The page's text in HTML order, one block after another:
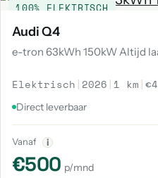
100% ELEKTRISCH
Audi Q4
e-tron 63kWh 150kW Altijd
Elektrisch | 2026 | 1 km |
Direct leverbaar
Vanaf i
€500 p/mnd